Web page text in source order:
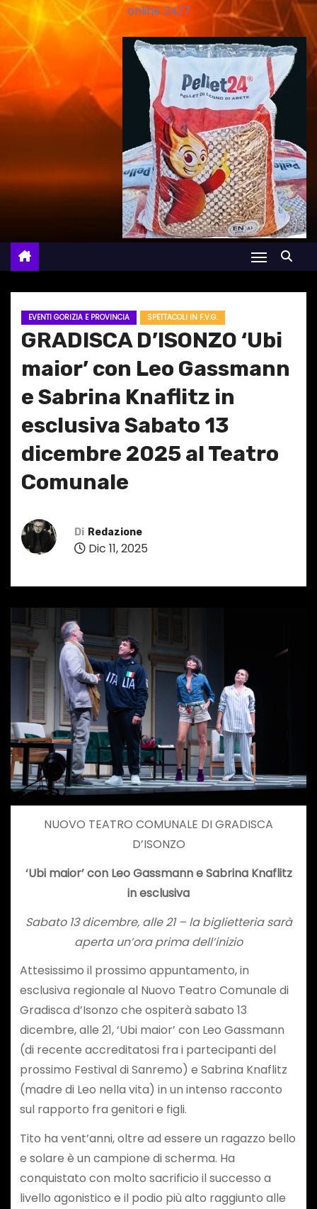
online 24/7
EVENTI GORIZIA E PROVINCIA SPETTACOLI IN F.V.G.
GRADISCA D’ISONZO ‘Ubi
maior’ con Leo Gassmann
e Sabrina Knaflitz in
esclusiva Sabato 13
dicembre 2025 al Teatro
Comunale
Di Redazione
Dic 11, 2025
NUOVO TEATRO COMUNALE DI GRADISCA
D’ISONZO
‘Ubi maior’ con Leo Gassmann e Sabrina Knaflitz
in esclusiva
Sabato 13 dicembre, alle 21 – la biglietteria sarà
aperta un’ora prima dell’inizio
Attesissimo il prossimo appuntamento, in
esclusiva regionale al Nuovo Teatro Comunale di
Gradisca d’Isonzo che ospiterà sabato 13
dicembre, alle 21, ‘Ubi maior’ con Leo Gassmann
(di recente accreditatosi fra i partecipanti del
prossimo Festival di Sanremo) e Sabrina Knaflitz
(madre di Leo nella vita) in un intenso racconto
sul rapporto fra genitori e figli.
Tito ha vent’anni, oltre ad essere un ragazzo bello
e solare è un campione di scherma. Ha
conquistato con molto sacrificio il successo a
livello agonistico e il podio più alto raggiunto alle